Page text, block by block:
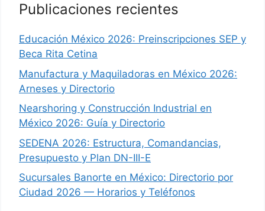
Publicaciones recientes
Educación México 2026: Preinscripciones SEP y
Beca Rita Cetina
Manufactura y Maquiladoras en México 2026:
Arneses y Directorio
Nearshoring y Construcción Industrial en
México 2026: Guía y Directorio
SEDENA 2026: Estructura, Comandancias,
Presupuesto y Plan DN-III-E
Sucursales Banorte en México: Directorio por
Ciudad 2026 — Horarios y Teléfonos